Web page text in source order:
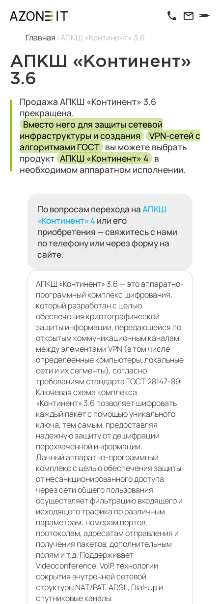
Главная АПКШ «Континент» 3.6
АПКШ «Континент»
3.6
Продажа АПКШ «Континент» 3.6
прекращена.
Вместо него для защиты сетевой
инфраструктуры и создания
VPN-сетей с
алгоритмами ГОСТ вы можете выбрать
продукт АПКШ «Континент» 4 в
необходимом аппаратном исполнении.
По вопросам перехода наАПКШ
«Континент» 4или его
приобретения — свяжитесь с нами
по телефону или через форму на
сайте.
АПКШ «Континент» 3.6 — это аппаратно-
программный комплекс шифрования,
который разработан с целью
обеспечения криптографической
защиты информации, передающейся по
открытым коммуникационным каналам,
между элементами VPN (в том числе
определёенные компьютеры, локальные
сети и их сегменты), согласно
требованиям стандарта ГОСТ 28147-89.
Ключевая схема комплекса
«Континент» 3.6 позволяет шифровать
каждый пакет с помощью уникального
ключа, тем самым, предоставляя
надежную защиту от дешифрации
перехваченной информации.
Данный аппаратно-программный
комплекс с целью обеспечения защиты
от несанкционированного доступа
через сети общего пользования,
осуществляет фильтрацию входящего и
исходящего трафика по различным
параметрам: номерам портов,
протоколам, адресатам отправления и
получения пакетов, дополнительным
полям и т.д. Поддерживает
Videoconference, VoIP, технологии
сокрытия внутренней сетевой
структуры NAT/PAT, ADSL, Dial-Up и
спутниковые каналы.